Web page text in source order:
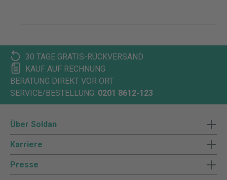
30 TAGE GRATIS-RÜCKVERSAND
KAUF AUF RECHNUNG
BERATUNG DIREKT VOR ORT
SERVICE/BESTELLUNG: 0201 8612-123
Über Soldan
Karriere
Presse